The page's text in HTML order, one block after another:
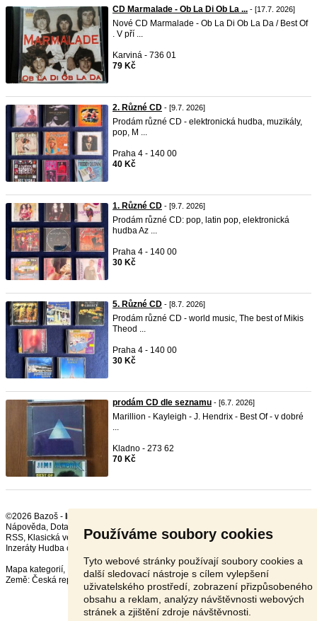
Používáme soubory cookies
Tyto webové stránky používají soubory cookies a
další sledovací nástroje s cílem vylepšení
uživatelského prostředí, zobrazení přizpůsobeného
obsahu a reklam, analýzy návštěvnosti webových
stránek a zjištění zdroje návštěvnosti.
CD Marmalade - Ob La Di Ob La ... - [17.7. 2026]
Nové CD Marmalade - Ob La Di Ob La Da / Best Of
. V pří ...
Karviná - 736 01
79 Kč
2. Různé CD - [9.7. 2026]
Prodám různé CD - elektronická hudba, muzikály,
pop, M ...
Praha 4 - 140 00
40 Kč
1. Různé CD - [9.7. 2026]
Prodám různé CD: pop, latin pop, elektronická
hudba Az ...
Praha 4 - 140 00
30 Kč
5. Různé CD - [8.7. 2026]
Prodám různé CD - world music, The best of Mikis
Theod ...
Praha 4 - 140 00
30 Kč
prodám CD dle seznamu - [6.7. 2026]
Marillion - Kayleigh - J. Hendrix - Best Of - v dobré
...
Kladno - 273 62
70 Kč
©2026 Bazoš - Inzerce, Bazar DVD, CD, MC, LP
Nápověda, Dotazy Hodnocení Kontakt Reklama Ochrana údajů
RSS,
Inzeráty Hudba celkem:
Mapa kategorií,
Nejvyhledávanější výrazy
Země: Česká republika,Slovensko,Polsko, Rakousko